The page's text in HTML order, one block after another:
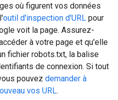
où figurent vos données
outil d'inspection d'URL pour
voit la page. Assurez-
à votre page et qu'elle
fichier robots.txt, la balise
de connexion. Si tout
pouvez demander à
vos URL.